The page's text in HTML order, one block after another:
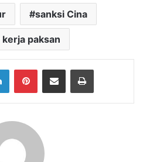
sanksi Cina
kerja paksan
LinkedInPinterestShare via Email Print